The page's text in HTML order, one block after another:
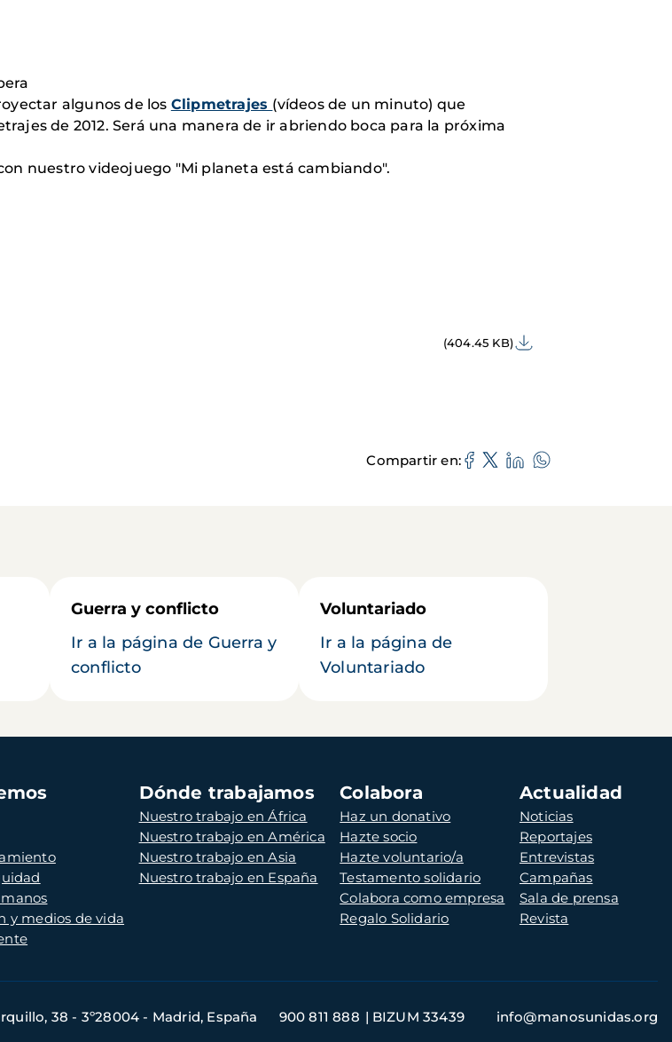
algunos de los Clipmetrajes (vídeos de un minuto) que
de 2012. Será una manera de ir abriendo boca para la próxima
nuestro videojuego "Mi planeta está cambiando".
(404.45 KB)
Compartir en
Guerra y conflicto
Ir a la página de Guerra y
conflicto
Voluntariado
Ir a la página de
Voluntariado
y medios de vida
Dónde trabajamos
Nuestro trabajo en África
Nuestro trabajo en América
Nuestro trabajo en Asia
Nuestro trabajo en España
Colabora
Haz un donativo
Hazte socio
Hazte voluntario/a
Testamento solidario
Colabora como empresa
Regalo Solidario
Actualidad
Noticias
Reportajes
Entrevistas
Campañas
Sala de prensa
Revista
38 - 3º28004 - Madrid, España 900 811 888 BIZUM 33439 info@manosunidas.org